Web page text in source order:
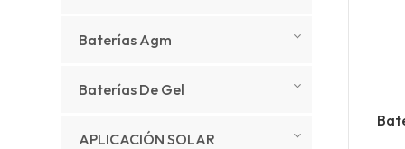
Baterías Agm
Baterías De Gel
APLICACIÓN SOLAR